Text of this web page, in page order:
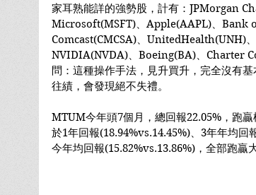
家耳熟能詳的強勢股，計有：JPMorgan
Microsoft(MSFT)、Apple(AAPL)、Bank
Comcast(CMCSA)、UnitedHealth(UNH)
NVIDIA(NVDA)、Boeing(BA)、Charter
問：這種操作手法，見升買升，完全沒有
往績，會發現絕不失禮。
MTUM今年頭7個月，總回報22.05%，跑贏
於1年回報(18.94%vs.14.45%)、3年年均回
今年均回報(15.82%vs.13.86%)，全部跑贏大